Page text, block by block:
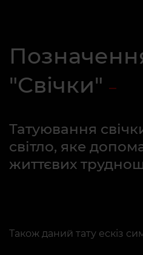
"Свічки"
Татуювання
світло, яке
життєвих
Також даний тату ескіз